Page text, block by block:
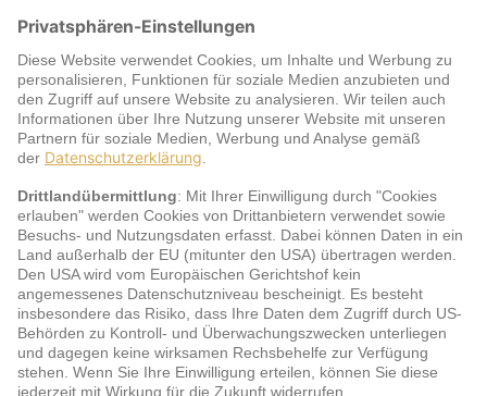
Warum jö?
Service
jö Bonus Club Partner
Zahlungsarten & Sicherheit